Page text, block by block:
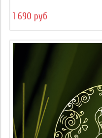
1 690 руб